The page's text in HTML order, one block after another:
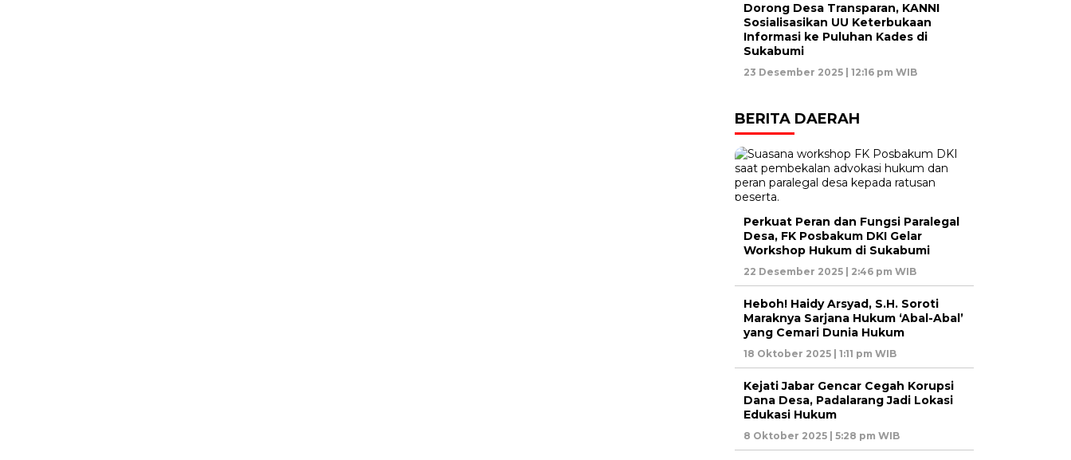
Dorong Desa Transparan, KANNI
Sosialisasikan UU Keterbukaan
Informasi ke Puluhan Kades di
Sukabumi
23 Desember 2025 | 12:16 pm WIB
BERITA DAERAH
Perkuat Peran dan Fungsi Paralegal
Desa, FK Posbakum DKI Gelar
Workshop Hukum di Sukabumi
22 Desember 2025 | 2:46 pm WIB
Heboh! Haidy Arsyad, S.H. Soroti
Maraknya Sarjana Hukum ‘Abal-Abal’
yang Cemari Dunia Hukum
18 Oktober 2025 | 1:11 pm WIB
Kejati Jabar Gencar Cegah Korupsi
Dana Desa, Padalarang Jadi Lokasi
Edukasi Hukum
8 Oktober 2025 | 5:28 pm WIB